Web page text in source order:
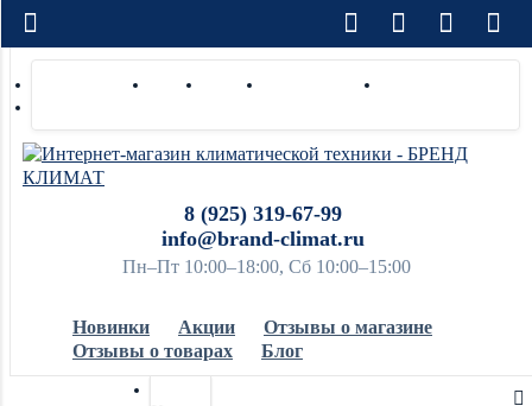
Доставка по РФ Оплата Монтаж Сотрудничество
8 (925) 319-67-99
info@brand-climat.ru
Пн–Пт 10:00–18:00, Сб 10:00–15:00
Новинки Акции
Отзывы о магазине
Отзывы о товарах
Блог